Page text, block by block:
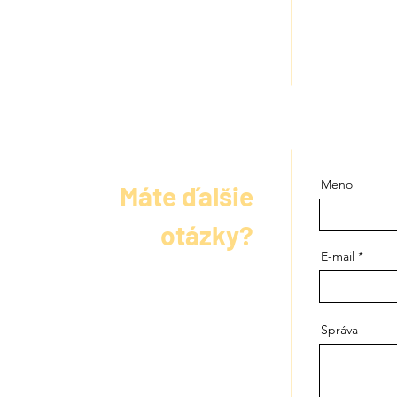
Meno
E-mail
Správa
Máte ďalšie
otázky?